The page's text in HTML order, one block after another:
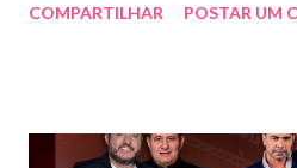
de hits, Bruninho & Davi
única, com o público cantando
COMPARTILHAR POSTAR UM